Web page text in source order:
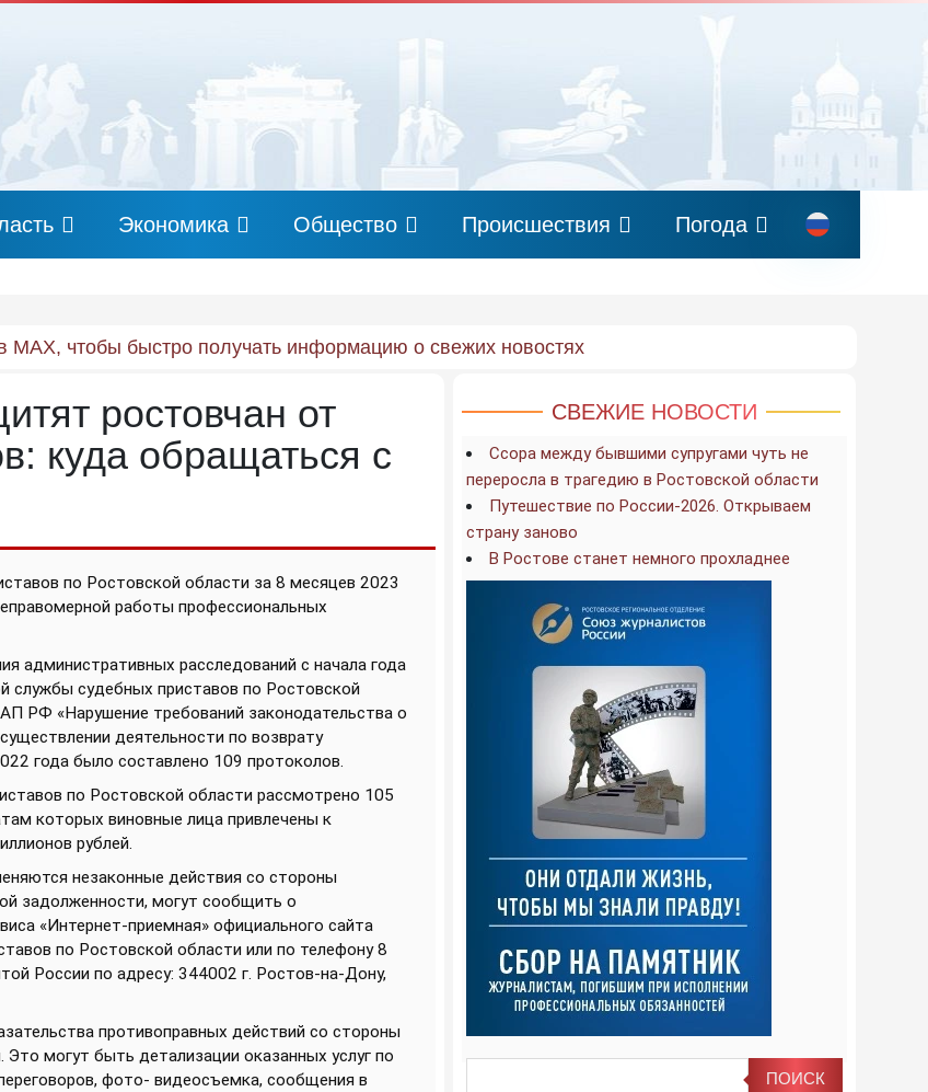
Экономика Общество Происшествия Погода
MAX, чтобы быстро получать информацию о свежих новостях
ростовчан от
куда обращаться с
по Ростовской области за 8 месяцев 2023
работы профессиональных
административных расследований с начала года
службы судебных приставов по Ростовской
РФ «Нарушение требований законодательства о
деятельности по возврату
года было составлено 109 протоколов.
по Ростовской области рассмотрено 105
которых виновные лица привлечены к
рублей.
незаконные действия со стороны
задолженности, могут сообщить о
«Интернет-приемная» официального сайта
по Ростовской области или по телефону 8
России по адресу: 344002 г. Ростов-на-Дону,
противоправных действий со стороны
могут быть детализации оказанных услуг по
фото- видеосъемка, сообщения в
СВЕЖИЕ НОВОСТИ
Ссора между бывшими супругами чуть не
переросла в трагедию в Ростовской области
Путешествие по России-2026. Открываем
страну заново
В Ростове станет немного прохладнее